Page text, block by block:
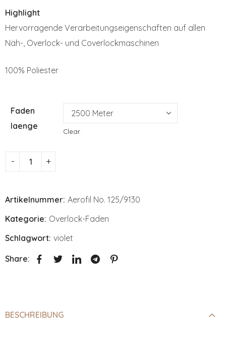
Highlight
Hervorragende Verarbeitungseigenschaften auf allen
Näh-, Overlock- und Coverlockmaschinen
100% Poliester
Faden
laenge
Clear
Artikelnummer: Aerofil No. 125/9130
Kategorie: Overlock-Faden
Schlagwort: violet
Share:
BESCHREIBUNG